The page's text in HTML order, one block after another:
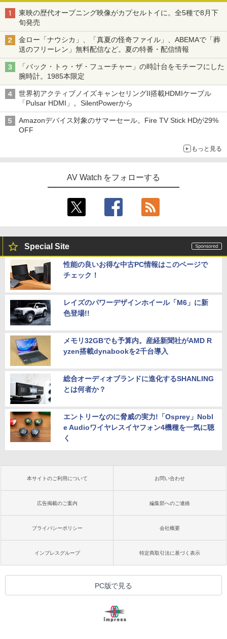
東映の歴代オープニング映像がカプセルトイに。全5種で8月下
旬発売
金ロー「ナウシカ」、「真夏の怪奇ファイル」、ABEMAで「葬
送のフリーレン」無料配信など。夏の特番・配信情報
「バック・トゥ・ザ・フューチャー」の時計台をモチーフにした
腕時計。1985本限定
世界初アクティブノイズキャンセリングII搭載HDMIケーブル
「Pulsar HDMI」。SilentPowerから
Amazonデバイス対象のサマーセール。Fire TV Stick HDが29%
OFF
もっと見る
AV Watch をフォローする
Special Site
性能の良いお得な中古PC情報はこのページで
チェック！
レイズのパワーデザインホイール「M6」に新
色登場!!
メモリ32GBでも予算内。産経新聞社がAMD R
yzen搭載dynabookを2千台導入
総合オーディオブランドに進化するSHANLING
とは何者か？
エントリーなのに脅威の実力!「Osprey」Nobl
e Audioワイヤレスイヤフォン4機種を一気に聴
く
本サイトのご利用について お問い合わせ
広告掲載のご案内 編集部へのご連絡
プライバシーポリシー 会社概要
インプレスグループ 特定商取引法に基づく表示
PC版で見る